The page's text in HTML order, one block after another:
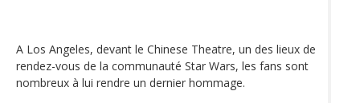
A Los Angeles, devant le Chinese Theatre, un des lieux de
rendez-vous de la communauté Star Wars, les fans sont
nombreux à lui rendre un dernier hommage.